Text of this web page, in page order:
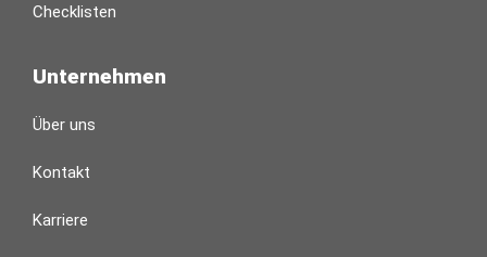
Checklisten
Unternehmen
Über uns
Kontakt
Karriere